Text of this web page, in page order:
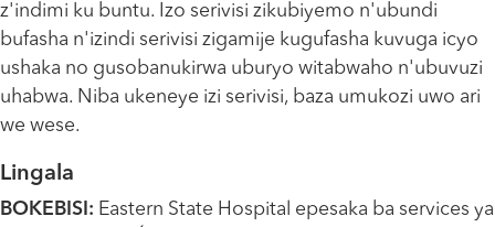
z'indimi ku buntu. Izo serivisi zikubiyemo n'ubundi
bufasha n'izindi serivisi zigamije kugufasha kuvuga icyo
ushaka no gusobanukirwa uburyo witabwaho n'ubuvuzi
uhabwa. Niba ukeneye izi serivisi, baza umukozi uwo ari
we wese.
Lingala
BOKEBISI: Eastern State Hospital epesaka ba services ya